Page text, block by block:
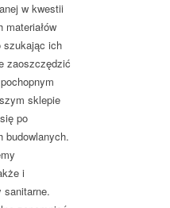
w kwestii
szukając ich
zaoszczędzić
sklepie
po
budowlanych.
i
sanitarne.